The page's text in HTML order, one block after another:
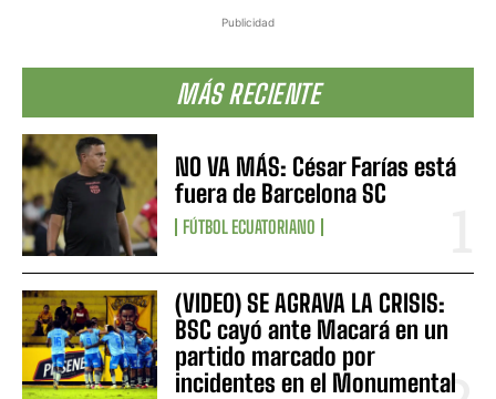
Publicidad
MÁS RECIENTE
NO VA MÁS: César Farías está
fuera de Barcelona SC
FÚTBOL ECUATORIANO
(VIDEO) SE AGRAVA LA CRISIS:
BSC cayó ante Macará en un
partido marcado por
incidentes en el Monumental